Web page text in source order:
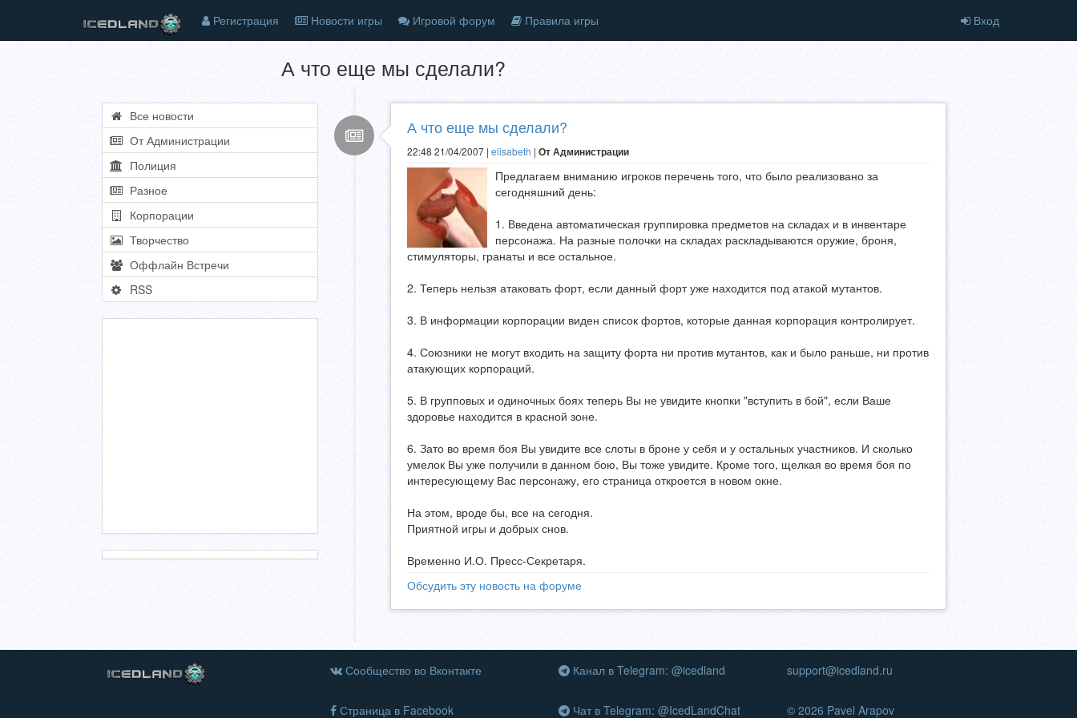
Регистрация Новости игры Игровой форум Правила игры Вход
А что еще мы сделали?
Все новости
От Администрации
Полиция
Разное
Корпорации
Творчество
Оффлайн Встречи
RSS
А что еще мы сделали?
22:48 21/04/2007 | elisabeth | От Администрации
Предлагаем вниманию игроков перечень того, что было реализовано за
сегодняшний день:
1. Введена автоматическая группировка предметов на складах и в инвентаре
персонажа. На разные полочки на складах раскладываются оружие, броня,
стимуляторы, гранаты и все остальное.
2. Теперь нельзя атаковать форт, если данный форт уже находится под атакой мутантов.
3. В информации корпорации виден список фортов, которые данная корпорация контролирует.
4. Союзники не могут входить на защиту форта ни против мутантов, как и было раньше, ни против
атакующих корпораций.
5. В групповых и одиночных боях теперь Вы не увидите кнопки "вступить в бой", если Ваше
здоровье находится в красной зоне.
6. Зато во время боя Вы увидите все слоты в броне у себя и у остальных участников. И сколько
умелок Вы уже получили в данном бою, Вы тоже увидите. Кроме того, щелкая во время боя по
интересующему Вас персонажу, его страница откроется в новом окне.
На этом, вроде бы, все на сегодня.
Приятной игры и добрых снов.
Временно И.О. Пресс-Секретаря.
Обсудить эту новость на форуме
Сообщество во Вконтакте
Страница в Facebook
Канал в Telegram: @icedland
Чат в Telegram: @IcedLandChat
support@icedland.ru
© 2026 Pavel Arapov